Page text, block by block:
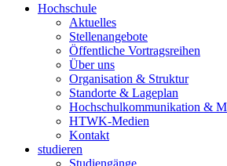
Hochschule
Aktuelles
Stellenangebote
Öffentliche Vortragsreihen
Über uns
Organisation & Struktur
Standorte & Lageplan
Hochschulkommunikation &
HTWK-Medien
Kontakt
studieren
Studiengänge